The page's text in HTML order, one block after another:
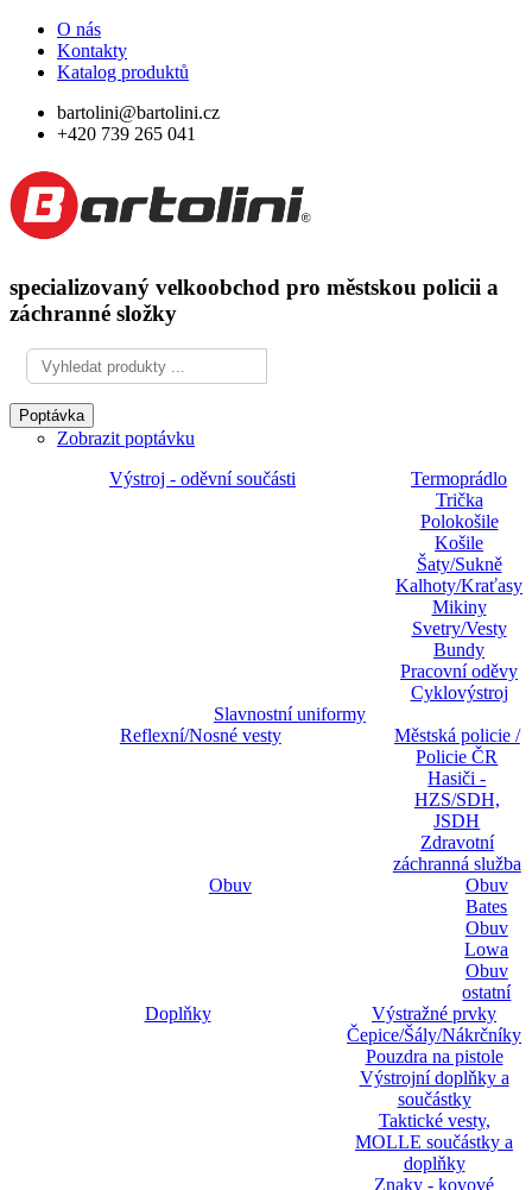
O nás
Kontakty
Katalog produktů
bartolini@bartolini.cz
+420 739 265 041
specializovaný velkoobchod pro městskou policii a
záchranné složky
Poptávka
Zobrazit poptávku
Výstroj - oděvní součásti
Termoprádlo
Trička
Polokošile
Košile
Šaty/Sukně
Kalhoty/Kraťasy
Mikiny
Svetry/Vesty
Bundy
Pracovní oděvy
Cyklovýstroj
Slavnostní uniformy
Reflexní/Nosné vesty
Městská policie /
Policie ČR
Hasiči -
HZS/SDH,
JSDH
Zdravotní
záchranná služba
Obuv
Obuv
Bates
Obuv
Lowa
Obuv
ostatní
Doplňky
Výstražné prvky
Čepice/Šály/Nákrčníky
Pouzdra na pistole
Výstrojní doplňky a
součástky
Taktické vesty,
MOLLE součástky a
doplňky
Znaky - kovové